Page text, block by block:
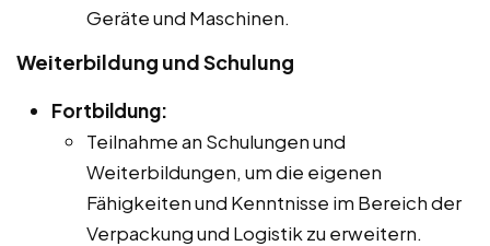
Geräte und Maschinen.
Weiterbildung und Schulung
Fortbildung:
Teilnahme an Schulungen und
Weiterbildungen, um die eigenen
Fähigkeiten und Kenntnisse im Bereich der
Verpackung und Logistik zu erweitern.